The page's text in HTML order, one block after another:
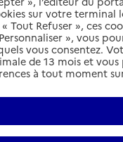
sur votre terminal
Tout Refuser », ces
», vous
vous consentez.
de 13 mois et
à tout moment